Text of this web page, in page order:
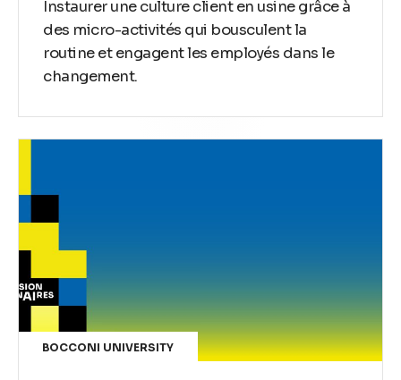
Instaurer une culture client en usine grâce à
des micro-activités qui bousculent la
routine et engagent les employés dans le
changement.
BOCCONI UNIVERSITY